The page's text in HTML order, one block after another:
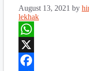
August 13, 2021 by
lekhak
WhatsApp
X